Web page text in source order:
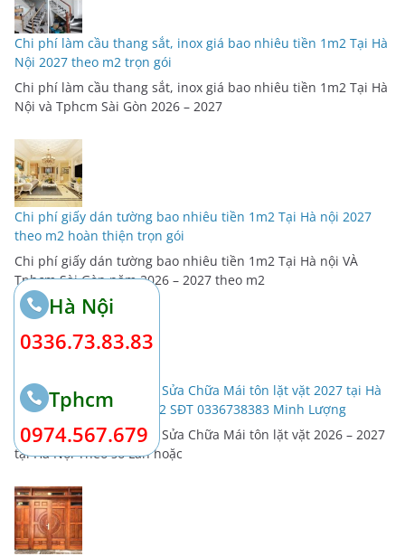
Chi phí làm cầu thang sắt, inox giá bao nhiêu tiền 1m2 Tại Hà
Nội 2027 theo m2 trọn gói
Chi phí làm cầu thang sắt, inox giá bao nhiêu tiền 1m2 Tại Hà
Nội và Tphcm Sài Gòn 2026 – 2027
Chi phí giấy dán tường bao nhiêu tiền 1m2 Tại Hà nội 2027
theo m2 hoàn thiện trọn gói
Chi phí giấy dán tường bao nhiêu tiền 1m2 Tại Hà nội VÀ
Tphcm Sài Gòn năm 2026 – 2027 theo m2
Báo giá Thuê thợ hàn xì Sửa Chữa Mái tôn lặt vặt 2027 tại Hà
Nội Theo số Lần hoặc m2 SĐT 0336738383 Minh Lượng
Báo giá Thuê thợ hàn xì Sửa Chữa Mái tôn lặt vặt 2026 – 2027
tại Hà Nội Theo số Lần hoặc
Hà Nội
0336.73.83.83
Tphcm
0974.567.679